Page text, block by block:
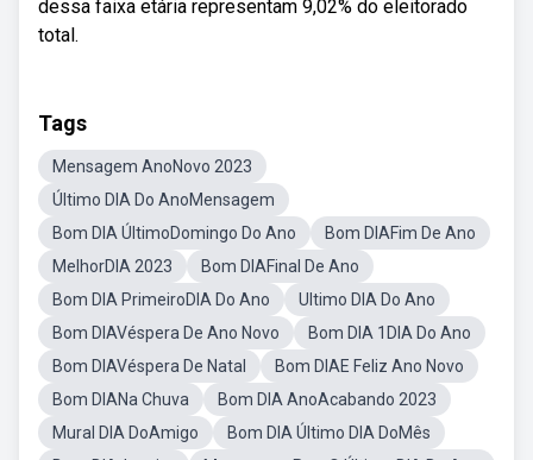
dessa faixa etária representam 9,02% do eleitorado
total.
Tags
Mensagem AnoNovo 2023
Último DIA Do AnoMensagem
Bom DIA ÚltimoDomingo Do Ano
Bom DIAFim De Ano
MelhorDIA 2023
Bom DIAFinal De Ano
Bom DIA PrimeiroDIA Do Ano
Ultimo DIA Do Ano
Bom DIAVéspera De Ano Novo
Bom DIA 1DIA Do Ano
Bom DIAVéspera De Natal
Bom DIAE Feliz Ano Novo
Bom DIANa Chuva
Bom DIA AnoAcabando 2023
Mural DIA DoAmigo
Bom DIA Último DIA DoMês